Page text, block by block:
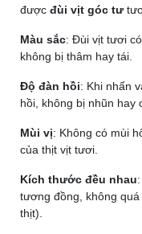
được đùi vịt góc tư
Màu sắc: Đùi vịt tươi
không bị thâm hay tái.
Độ đàn hồi: Khi nhấn
hồi, không bị nhũn hay
Mùi vị: Không có mùi
của thịt vịt tươi.
Kích thước đều nhau
tương đồng, không
thịt).